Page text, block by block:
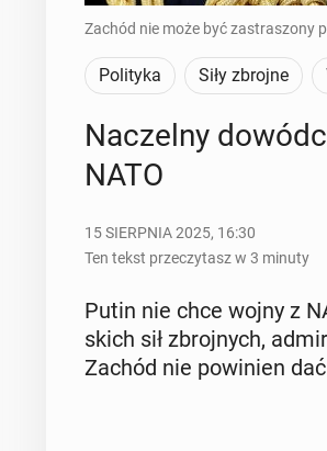
Zachód nie może być zastraszony
Polityka Siły zbrojne
Na­czel­ny
NATO
15 SIERPNIA 2025, 16:30
Ten tekst przeczytasz w 3 minuty
Putin nie chce wojny z
skich sił zbroj­nych,
Zachód nie po­wi­nien